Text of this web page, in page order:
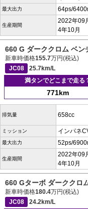
最大出力 64ps/
生産期間
2022年09
4年10月
660 G ダーククロム ベン
新車時価格155.7万円(税込)
JC08
25.7km/L
満タンでどこまで走る
771km
排気量 658cc
ミッション インパネ
最大出力 52ps/
生産期間
2022年09
4年10月
660 Gターボ ダーククロ
新車時価格180.4万円(税込)
JC08
24.2km/L